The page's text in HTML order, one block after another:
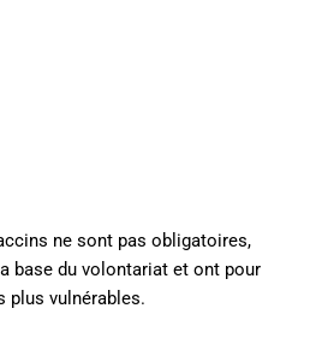
ne sont pas obligatoires,
base du volontariat et ont pour
plus vulnérables.